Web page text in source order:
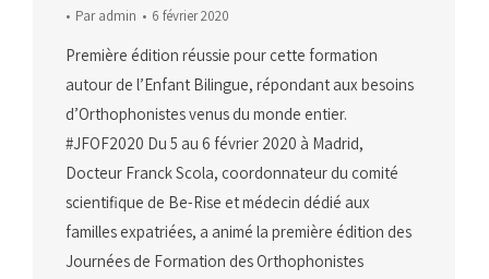
Paradmin 6 février 2020
Première édition réussie pour cette formation
autour de l’Enfant Bilingue, répondant aux besoins
d’Orthophonistes venus du monde entier.
#JFOF2020 Du 5 au 6 février 2020 à Madrid,
Docteur Franck Scola, coordonnateur du comité
scientifique de Be-Rise et médecin dédié aux
familles expatriées, a animé la première édition des
Journées de Formation des Orthophonistes